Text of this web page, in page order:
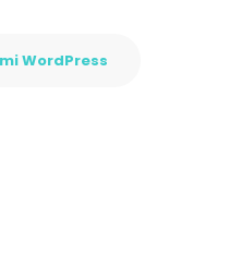
WordPress